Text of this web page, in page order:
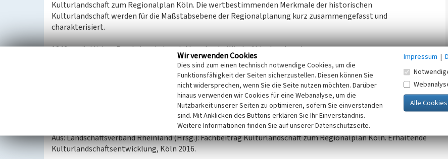
Kulturlandschaft zum Regionalplan Köln. Die wertbestimmenden Merkmale der historischen
Kulturlandschaft werden für die Maßstabsebene der Regionalplanung kurz zusammengefasst und
charakterisiert.
1842 am östlichen Rand einer Lehmplatte erbaute Windmühle, Landmarke.
Kulturlandschaftliches und denkmalpflegerisches Ziel im Rahmen der Regionalplanung ist eine erhaltende
Kulturlandschaftsentwicklung, insbesondere
Bewahren und Sichern der Elemente und Strukturen, von Ansichten und Sichträumen von historischen
Stadt- und Ortskernen sowie des industriekulturellen Erbes
Wahren als landschaftliche Dominante
Aus: Landschaftsverband Rheinland (Hrsg.): Fachbeitrag Kulturlandschaft zum Regionalplan Köln. Erhaltende
Kulturlandschaftsentwicklung, Köln 2016.
Wir verwenden Cookies
Dies sind zum einen technisch notwendige Cookies, um die
Funktionsfähigkeit der Seiten sicherzustellen. Diesen können Sie
nicht widersprechen, wenn Sie die Seite nutzen möchten. Darüber
hinaus verwenden wir Cookies für eine Webanalyse, um die
Nutzbarkeit unserer Seiten zu optimieren, sofern Sie einverstanden
sind. Mit Anklicken des Buttons erklären Sie Ihr Einverständnis.
Weitere Informationen finden Sie auf unserer Datenschutzseite.
Impressum |